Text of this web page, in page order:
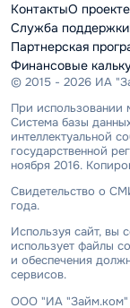
КонтактыО проекте
Служба поддержки
Партнерская
Финансовые
© 2015 - 2026 ИА
При использовании
Система базы
интеллектуальной
государственной
ноября 2016.
Свидетельство о
года.
Используя сайт, вы
использует файлы
и обеспечения
сервисов.
ООО "ИА "Займ.ком"